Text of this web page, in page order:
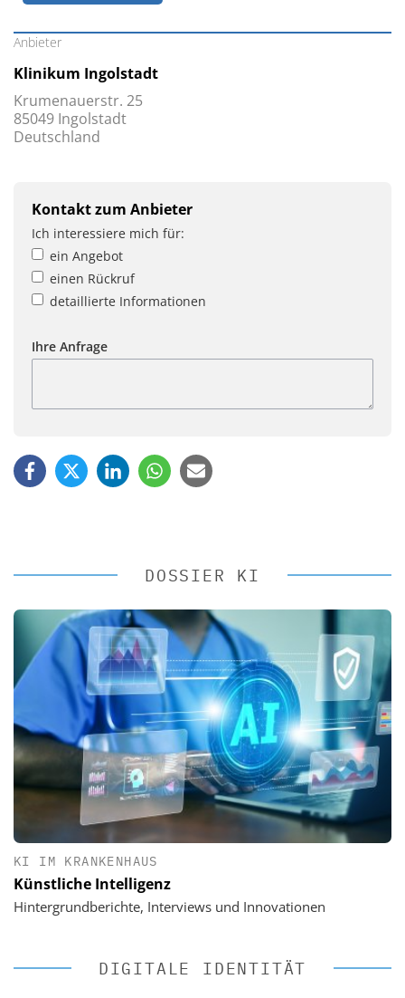
Anbieter
Klinikum Ingolstadt
Krumenauerstr. 25
85049 Ingolstadt
Deutschland
Kontakt zum Anbieter
Ich interessiere mich für:
ein Angebot
einen Rückruf
detaillierte Informationen
Ihre Anfrage
DOSSIER KI
KI IM KRANKENHAUS
Künstliche Intelligenz
Hintergrundberichte, Interviews und Innovationen
DIGITALE IDENTITÄT